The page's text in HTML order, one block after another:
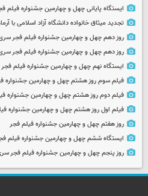
ایستگاه پایانی چهل و چهارمین جشنواره فیلم
تجدید میثاق خانواده دانشگاه آزاد اسلامی با
روز دهم چهل و چهارمین جشنواره فیلم فجر
روز دهم چهل و چهارمین جشنواره فیلم فجر
ایستگاه نهم چهل و چهارمین جشنواره فیلم فجر
فیلم سوم روز هشتم چهل و چهارمین جشنواره
فیلم دوم روز هشتم چهل و چهارمین جشنواره
فیلم اول روز هشتم چهل و چهارمین جشنواره
روز هفتم چهل و چهارمین جشنواره فیلم فجر
ایستگاه ششم چهل و چهارمین جشنواره فیلم
روز پنجم چهل و چهارمین جشنواره فیلم فجر